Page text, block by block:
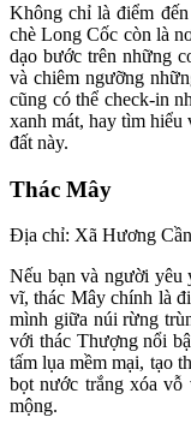
Không chỉ là điểm
chè Long Cốc còn là
dạo bước trên những
và chiêm ngưỡng
cũng có thể check-in
xanh mát, hay tìm hiểu
đất này.
Thác Mây
Địa chỉ: Xã Hương
Nếu bạn và người yêu
vĩ, thác Mây chính là
mình giữa núi rừng
với thác Thượng nổi
tấm lụa mềm mại, tạo
bọt nước trắng xóa vỗ
mộng.